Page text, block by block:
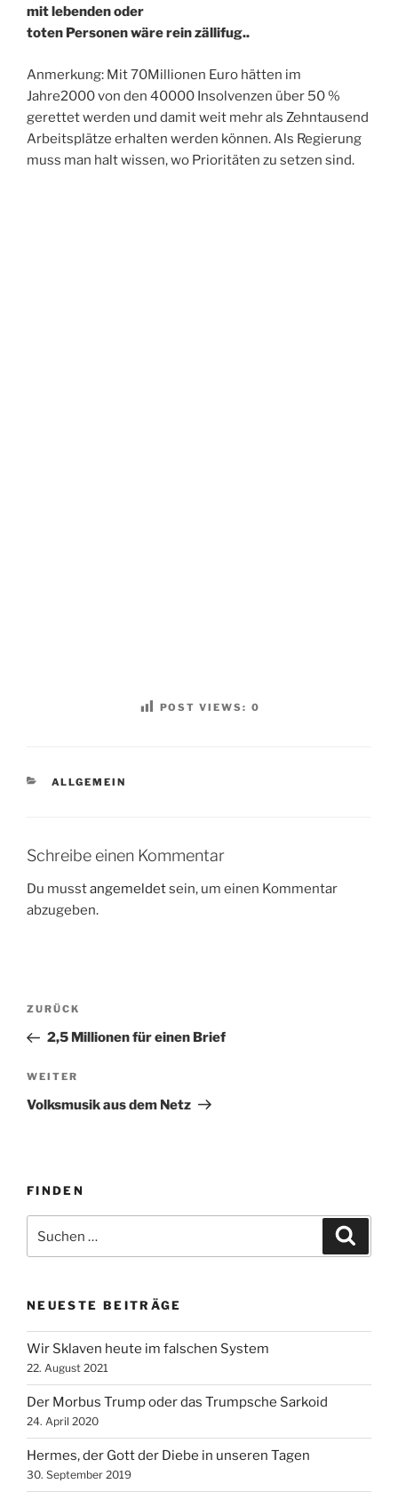
mit lebenden oder
toten Personen wäre rein zällifug..
Anmerkung: Mit 70Millionen Euro hätten im
Jahre2000 von den 40000 Insolvenzen über 50 %
gerettet werden und damit weit mehr als Zehntausend
Arbeitsplätze erhalten werden können. Als Regierung
muss man halt wissen, wo Prioritäten zu setzen sind.
POST VIEWS: 0
KATEGORIEN
ALLGEMEIN
Schreibe einen Kommentar
Du musstangemeldetsein, um einen Kommentar
abzugeben.
Beitragsnavigation
Vorheriger
Beitrag
ZURÜCK
2,5 Millionen für einen Brief
Nächster
Beitrag
WEITER
Volksmusik aus dem Netz
FINDEN
nach:
NEUESTE BEITRÄGE
Wir Sklaven heute im falschen System
22. August 2021
Der Morbus Trump oder das Trumpsche Sarkoid
24. April 2020
Hermes, der Gott der Diebe in unseren Tagen
30. September 2019